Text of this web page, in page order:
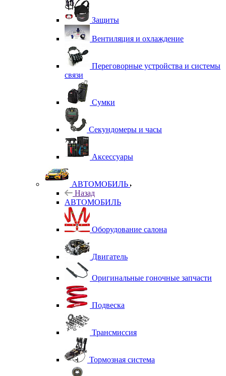
Защиты
Вентиляция и охлаждение
Переговорные устройства и системы
связи
Сумки
Секундомеры и часы
Аксессуары
АВТОМОБИЛЬ
Назад
АВТОМОБИЛЬ
Оборудование салона
Двигатель
Оригинальные гоночные запчасти
Подвеска
Трансмиссия
Тормозная система